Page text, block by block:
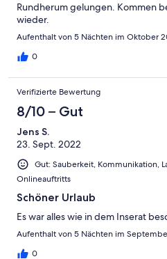
Rundherum gelungen. Kommen
wieder.
Aufenthalt von 5 Nächten im Oktober
0
Verifizierte Bewertung
8/10 – Gut
Jens S.
23. Sept. 2022
Gut: Sauberkeit, Kommunikation,
Onlineauftritts
Schöner Urlaub
Es war alles wie in dem Inserat
Aufenthalt von 5 Nächten im
0